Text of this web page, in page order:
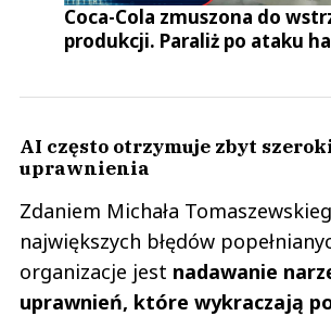
Coca-Cola zmuszona do
produkcji. Paraliż po ataku
AI często otrzymuje zbyt
uprawnienia
Zdaniem Michała
największych błędów
organizacje jest nadawanie
uprawnień, które wykraczają